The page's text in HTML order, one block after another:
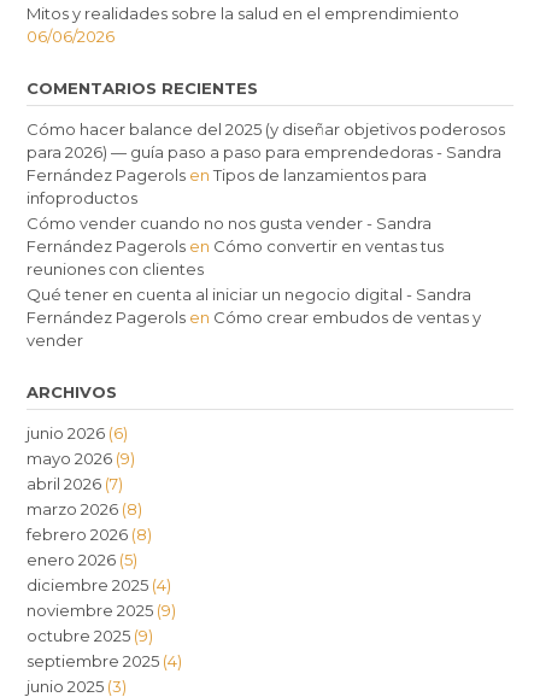
Mitos y realidades sobre la salud en el emprendimiento
06/06/2026
COMENTARIOS RECIENTES
Cómo hacer balance del 2025 (y diseñar objetivos poderosos
para 2026) — guía paso a paso para emprendedoras - Sandra
Fernández Pagerols enTipos de lanzamientos para
infoproductos
Cómo vender cuando no nos gusta vender - Sandra
Fernández Pagerols en Cómo convertir en ventas tus
reuniones con clientes
Qué tener en cuenta al iniciar un negocio digital - Sandra
Fernández Pagerols en Cómo crear embudos de ventas y
vender
ARCHIVOS
junio 2026 (6)
mayo 2026 (9)
abril 2026 (7)
marzo 2026 (8)
febrero 2026 (8)
enero 2026 (5)
diciembre 2025 (4)
noviembre 2025 (9)
octubre 2025 (9)
septiembre 2025 (4)
junio 2025 (3)